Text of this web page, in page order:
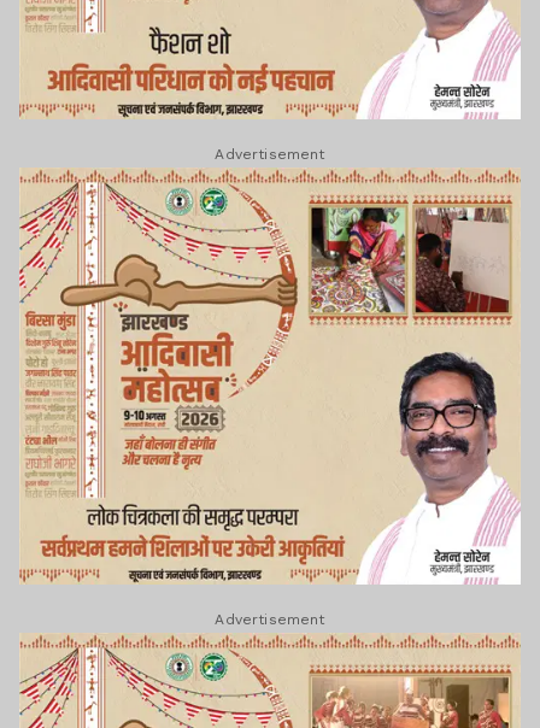
Advertisement
Advertisement